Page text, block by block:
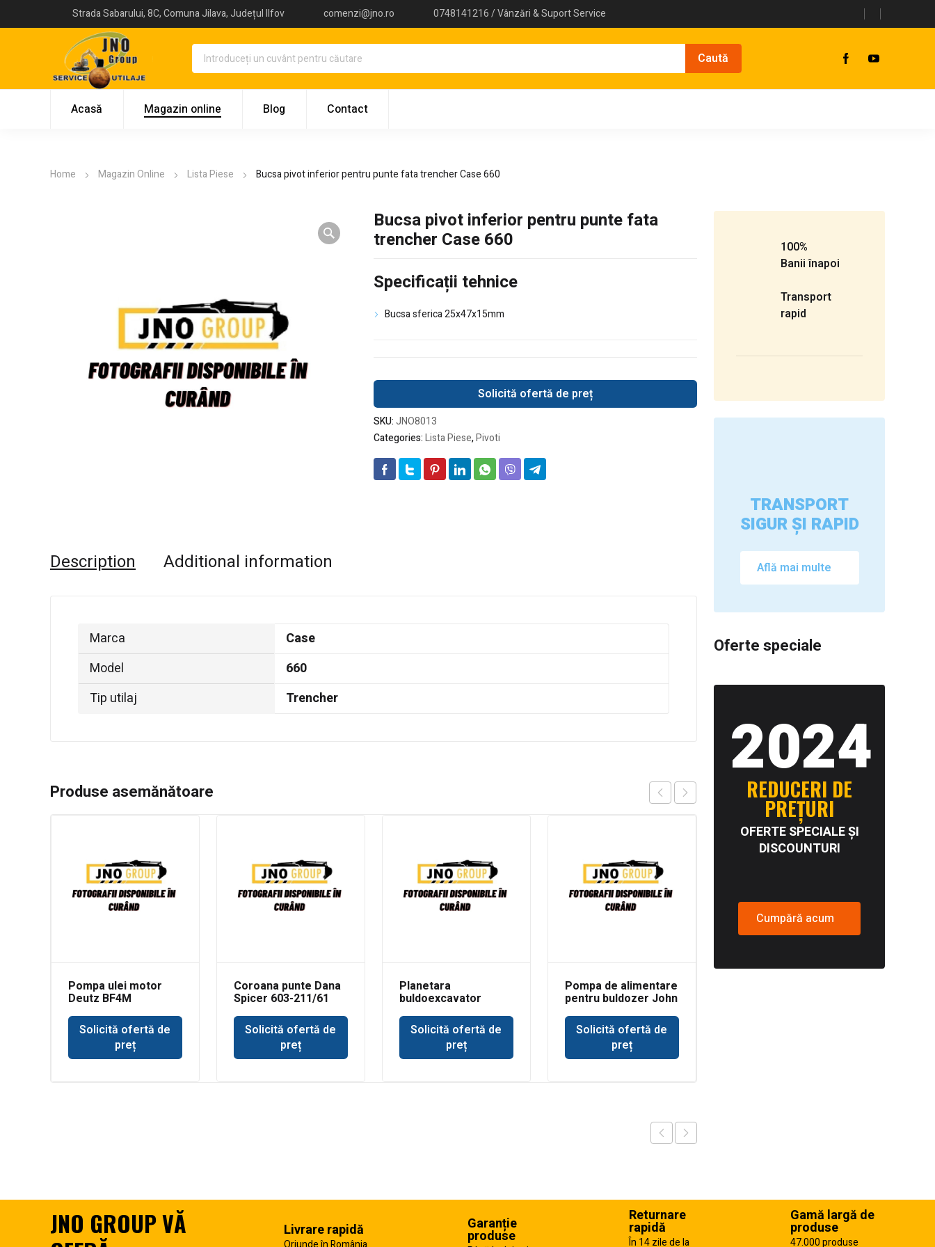
Strada Sabarului, 8C, Comuna Jilava, Județul Ilfov comenzi@jno.ro 0748141216 / Vânzări & Suport Service
Acasă Magazin online Blog Contact
Home Magazin Online Lista Piese Bucsa pivot inferior pentru punte fata trencher Case 660
Bucsa pivot inferior pentru punte fata
trencher Case 660
Specificații tehnice
Bucsa sferica 25x47x15mm
Solicită ofertă de preț
SKU:JNO8013
Categories:Lista Piese,Pivoti
Description Additional information
Marca
Case
Model
660
Tip utilaj
Trencher
Produse asemănătoare
Pompa ulei motor
Deutz BF4M
Solicită ofertă de
preț
Coroana punte Dana
Spicer 603-211/61
Solicită ofertă de
preț
Planetara
buldoexcavator
Solicită ofertă de
preț
Pompa de alimentare
pentru buldozer John
Solicită ofertă de
preț
100%
Banii înapoi
Transport
rapid
TRANSPORT
SIGUR ȘI RAPID
Află mai multe
Oferte speciale
2024
REDUCERI DE
PREȚURI
OFERTE SPECIALE ȘI
DISCOUNTURI
Cumpără acum
JNO GROUP VĂ
Livrare rapidă Garanție
produse
Returnare
rapidă
În 14 zile de la
Gamă largă de
produse
47.000 produse